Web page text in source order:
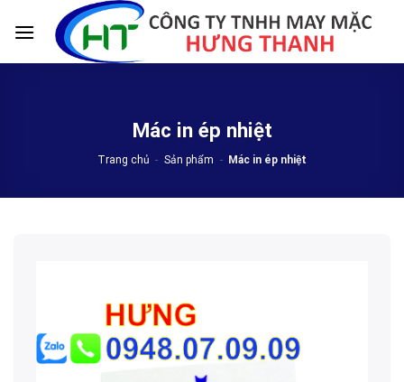
Mác in ép nhiệt
Trang chủ - Sản phẩm - Mác in ép nhiệt